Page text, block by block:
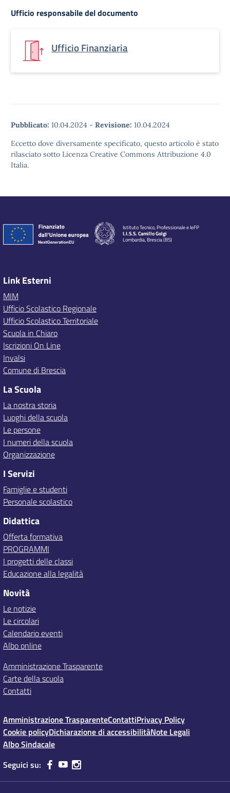
Ufficio responsabile del documento
Ufficio Finanziaria
Pubblicato: 10.04.2024 - Revisione: 10.04.2024
Eccetto dove diversamente specificato, questo articolo è stato
rilasciato sotto Licenza Creative Commons Attribuzione 4.0
Italia.
Istituto Tecnico, Professionale e IeFP
I.I.S.S. Camillo Golgi
Lombardia, Brescia (BS)
Link Esterni
MIM
Ufficio Scolastico Regionale
Ufficio Scolastico Territoriale
Scuola in Chiaro
Iscrizioni On Line
Invalsi
Comune di Brescia
La Scuola
La nostra storia
Luoghi della scuola
Le persone
I numeri della scuola
Organizzazione
I Servizi
Famiglie e studenti
Personale scolastico
Didattica
Offerta formativa
PROGRAMMI
I progetti delle classi
Educazione alla legalità
Novità
Le notizie
Le circolari
Calendario eventi
Albo online
Amministrazione Trasparente
Carte della scuola
Contatti
Amministrazione TrasparenteContattiPrivacy Policy
Cookie policyDichiarazione di accessibilitàNote Legali
Albo Sindacale
Seguici su: